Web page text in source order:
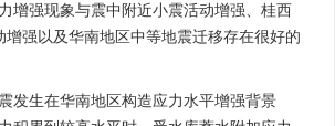
增强现象与震中附近小震活动增强、桂西
增强以及华南地区中等地震迁移存在很好的
发生在华南地区构造应力水平增强背景